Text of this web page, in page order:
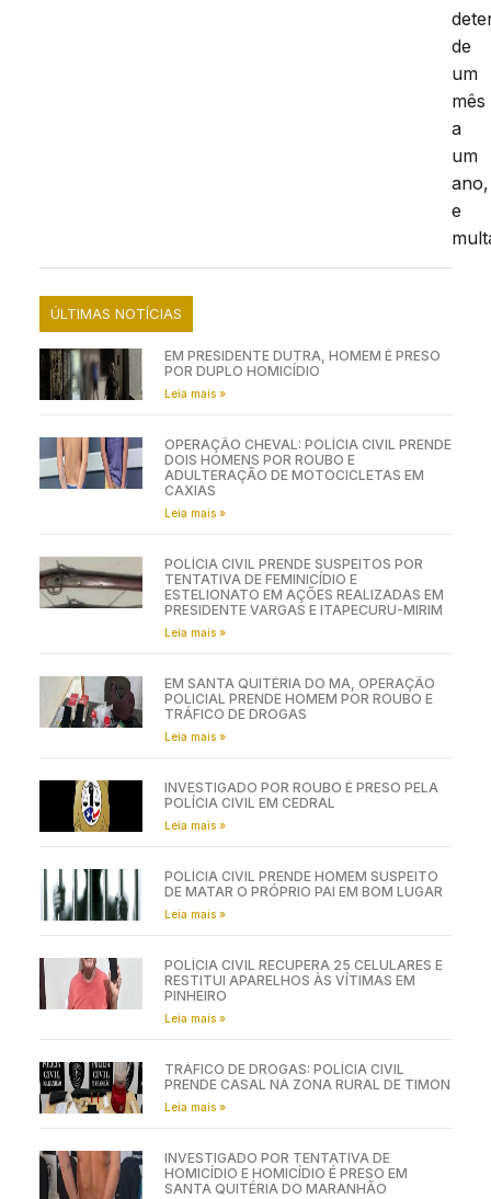
de
um
mês
a
um
ano,
e
ÚLTIMAS NOTÍCIAS
EM PRESIDENTE DUTRA, HOMEM É PRESO
POR DUPLO HOMICÍDIO
Leia mais »
OPERAÇÃO CHEVAL: POLÍCIA CIVIL PRENDE
DOIS HOMENS POR ROUBO E
ADULTERAÇÃO DE MOTOCICLETAS EM
CAXIAS
Leia mais »
POLÍCIA CIVIL PRENDE SUSPEITOS POR
TENTATIVA DE FEMINICÍDIO E
ESTELIONATO EM AÇÕES REALIZADAS EM
PRESIDENTE VARGAS E ITAPECURU-MIRIM
Leia mais »
EM SANTA QUITÉRIA DO MA, OPERAÇÃO
POLICIAL PRENDE HOMEM POR ROUBO E
TRÁFICO DE DROGAS
Leia mais »
INVESTIGADO POR ROUBO É PRESO PELA
POLÍCIA CIVIL EM CEDRAL
Leia mais »
POLÍCIA CIVIL PRENDE HOMEM SUSPEITO
DE MATAR O PRÓPRIO PAI EM BOM LUGAR
Leia mais »
POLÍCIA CIVIL RECUPERA 25 CELULARES E
RESTITUI APARELHOS ÀS VÍTIMAS EM
PINHEIRO
Leia mais »
TRÁFICO DE DROGAS: POLÍCIA CIVIL
PRENDE CASAL NA ZONA RURAL DE TIMON
Leia mais »
INVESTIGADO POR TENTATIVA DE
HOMICÍDIO E HOMICÍDIO É PRESO EM
SANTA QUITÉRIA DO MARANHÃO